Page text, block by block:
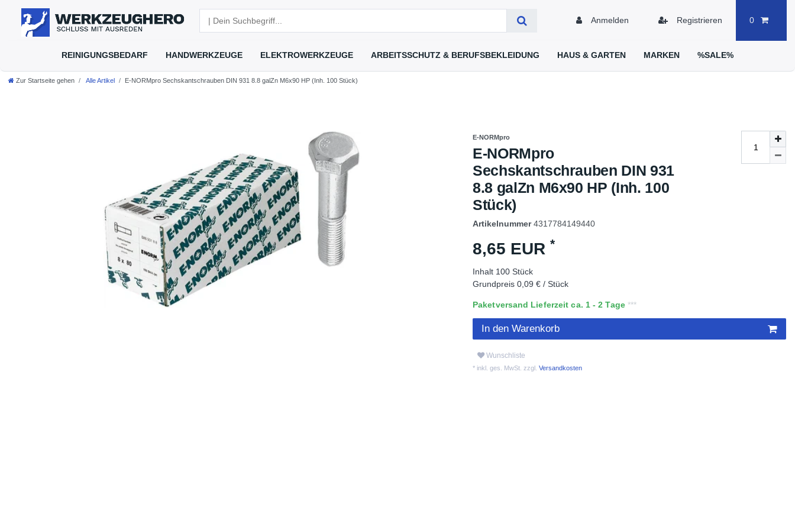
Anmelden Registrieren 0
REINIGUNGSBEDARF HANDWERKZEUGE ELEKTROWERKZEUGE ARBEITSSCHUTZ & BERUFSBEKLEIDUNG HAUS & GARTEN MARKEN %SALE%
Zur Startseite gehen Alle Artikel E-NORMpro Sechskantschrauben DIN 931 8.8 galZn M6x90 HP (Inh. 100 Stück)
E-NORMpro
E-NORMpro
Sechskantschrauben DIN 931
8.8 galZn M6x90 HP (Inh. 100
Stück)
Artikelnummer4317784149440
8,65 EUR *
Inhalt 100 Stück
Grundpreis 0,09 € / Stück
Paketversand Lieferzeit ca. 1 - 2 Tage
In den Warenkorb
Wunschliste
* inkl. ges. MwSt. zzgl. Versandkosten